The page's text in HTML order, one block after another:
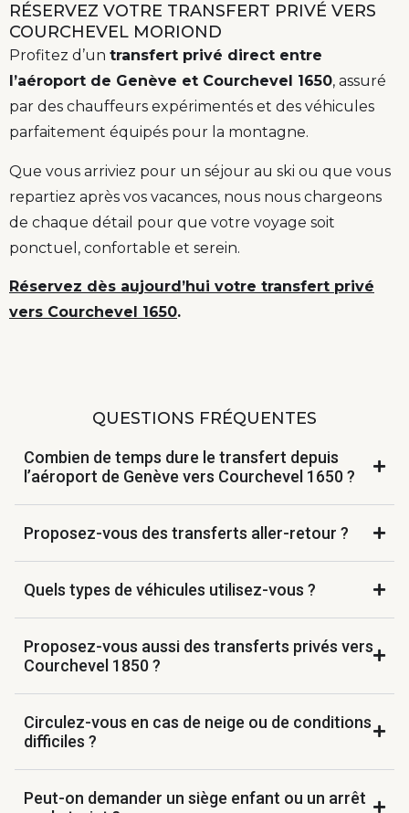
RÉSERVEZ VOTRE TRANSFERT PRIVÉ VERS
COURCHEVEL MORIOND
Profitez d’un transfert privé direct entre
l’aéroport de Genève et Courchevel 1650, assuré
par des chauffeurs expérimentés et des véhicules
parfaitement équipés pour la montagne.
Que vous arriviez pour un séjour au ski ou que vous
repartiez après vos vacances, nous nous chargeons
de chaque détail pour que votre voyage soit
ponctuel, confortable et serein.
Réservez dès aujourd’hui votre transfert privé
vers Courchevel 1650.
QUESTIONS FRÉQUENTES
Combien de temps dure le transfert depuis
l’aéroport de Genève vers Courchevel 1650 ?
Proposez-vous des transferts aller-retour ?
Quels types de véhicules utilisez-vous ?
Proposez-vous aussi des transferts privés vers
Courchevel 1850 ?
Circulez-vous en cas de neige ou de conditions
difficiles ?
Peut-on demander un siège enfant ou un arrêt